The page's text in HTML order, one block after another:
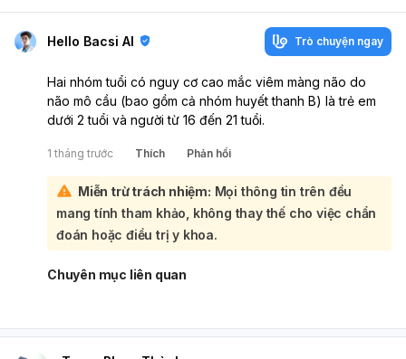
Hello Bacsi AI Trò chuyện ngay
Hai nhóm tuổi có nguy cơ cao mắc viêm màng não do
não mô cầu (bao gồm cả nhóm huyết thanh B) là trẻ em
dưới 2 tuổi và người từ 16 đến 21 tuổi.
1 tháng trước Thích Phản hồi
Miễn trừ trách nhiệm: Mọi thông tin trên đều
mang tính tham khảo, không thay thế cho việc chẩn
đoán hoặc điều trị y khoa.
Chuyên mục liên quan